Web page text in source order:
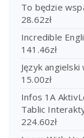
To będzie
28.62zł
Incredible
141.46zł
Język
15.00zł
Infos 1A
Tablic
224.60zł